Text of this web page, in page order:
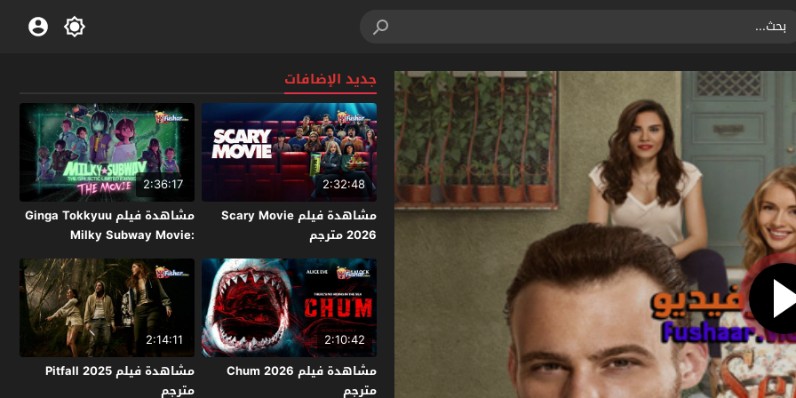
جديد الإضافات
2:32:48
مشاهدة فيلم Scary Movie
2026 مترجم
2:36:17
مشاهدة فيلم Ginga Tokkyuu
Milky Subway Movie:
Kakueki Teisha Gekijou Yuki
2026 مترجم
2:10:42
مشاهدة فيلم Chum 2026
مترجم
2:14:11
مشاهدة فيلم Pitfall 2025
مترجم